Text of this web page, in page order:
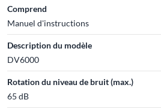
Comprend
Manuel d'instructions
Description du modèle
DV6000
Rotation du niveau de bruit (max.)
65 dB